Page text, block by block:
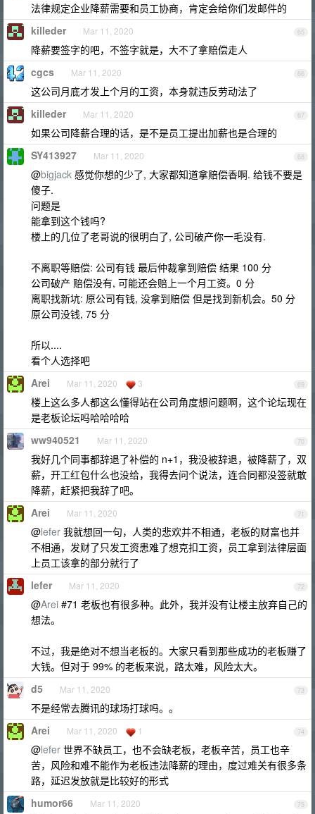
法律规定企业降薪需要和员工协商，肯定会给你们发邮件的
65
killeder Mar 11, 2020
降薪要签字的吧，不签字就是，大不了拿赔偿走人
66
cgcs Mar 11, 2020
这公司月底才发上个月的工资，本身就违反劳动法了
67
killeder Mar 11, 2020
如果公司降薪合理的话，是不是员工提出加薪也是合理的
68
SY413927 Mar 11, 2020
@bigjack 感觉你想的少了, 大家都知道拿赔偿香啊. 给钱不要是
傻子.
问题是
能拿到这个钱吗?
楼上的几位了老哥说的很明白了, 公司破产你一毛没有.
不离职等赔偿: 公司有钱 最后仲裁拿到赔偿 结果 100 分
公司破产 赔偿没有, 可能还会赔上一个月工资。0 分
离职找新坑: 原公司有钱, 没拿到赔偿 但是找到新机会。50 分
原公司没钱, 75 分
所以....
看个人选择吧
69
Arei Mar 11, 2020 3
楼上这么多人都这么懂得站在公司角度想问题啊，这个论坛现在
是老板论坛吗哈哈哈哈
70
ww940521 Mar 11, 2020
我好几个同事都辞退了补偿的 n+1，我没被辞退，被降薪了，双
薪，开工红包什么也没给，我得去问个说法，连合同都没签就敢
降薪，赶紧把我辞了吧。
71
Arei Mar 11, 2020
@lefer 我就想回一句，人类的悲欢并不相通，老板的财富也并
不相通，发财了只发工资患难了想克扣工资，员工拿到法律层面
上员工该拿的部分就行了
72
lefer Mar 11, 2020
@Arei #71 老板也有很多种。此外，我并没有让楼主放弃自己的
想法。
不过，我是绝对不想当老板的。大家只看到那些成功的老板赚了
大钱。但对于 99% 的老板来说，路太难，风险太大。
73
d5 Mar 11, 2020
不是经常去腾讯的球场打球吗。。
74
Arei Mar 11, 2020 1
@lefer 世界不缺员工，也不会缺老板，老板辛苦，员工也辛
苦，风险和难不能作为老板违法降薪的理由，度过难关有很多条
路，延迟发放就是比较好的形式
75
humor66 Mar 11, 2020